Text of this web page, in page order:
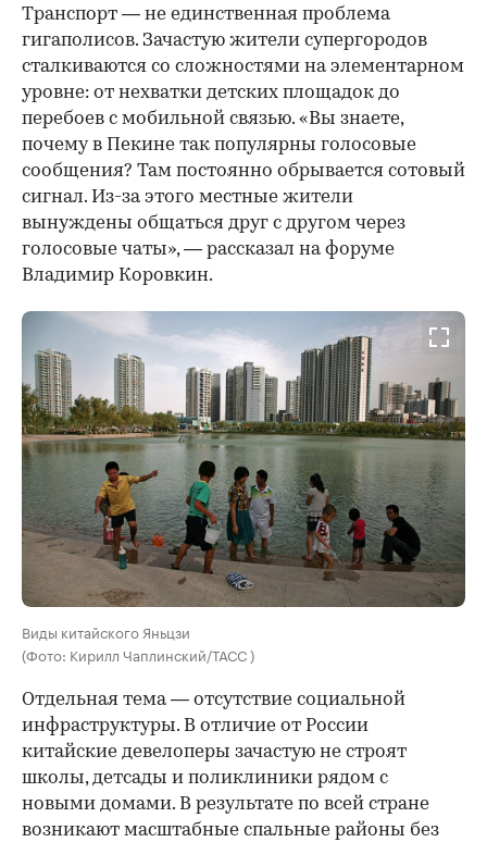
Транспорт — не единственная проблема
гигаполисов. Зачастую жители супергородов
сталкиваются со сложностями на элементарном
уровне: от нехватки детских площадок до
перебоев с мобильной связью. «Вы знаете,
почему в Пекине так популярны голосовые
сообщения? Там постоянно обрывается сотовый
сигнал. Из-за этого местные жители
вынуждены общаться друг с другом через
голосовые чаты», — рассказал на форуме
Владимир Коровкин.
Виды китайского Яньцзи
(Фото: Кирилл Чаплинский/ТАСС )
Отдельная тема — отсутствие социальной
инфраструктуры. В отличие от России
китайские девелоперы зачастую не строят
школы, детсады и поликлиники рядом с
новыми домами. В результате по всей стране
возникают масштабные спальные районы без